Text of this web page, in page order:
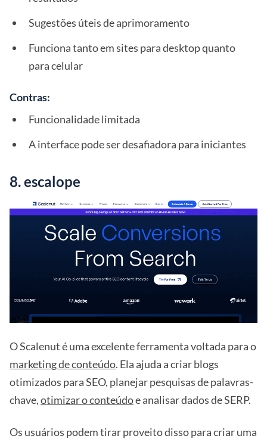
Sugestões úteis de aprimoramento
Funciona tanto em sites para desktop quanto
para celular
Contras:
Funcionalidade limitada
A interface pode ser desafiadora para iniciantes
8. escalope
O Scalenut é uma excelente ferramenta voltada para o
marketing de conteúdo. Ela ajuda a criar blogs
otimizados para SEO, planejar pesquisas de palavras-
chave,otimizar o conteúdoe analisar dados de SERP.
Os usuários podem tirar proveito disso para criar uma